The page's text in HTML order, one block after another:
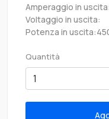
Amperaggio in
Voltaggio in uscita:
Potenza in
Quantità